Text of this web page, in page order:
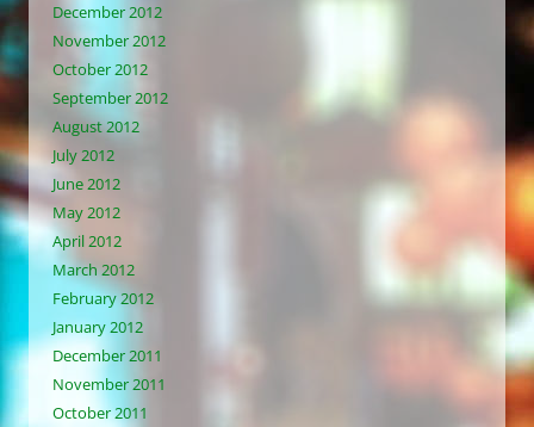
December 2012
November 2012
October 2012
September 2012
August 2012
July 2012
June 2012
May 2012
April 2012
March 2012
February 2012
January 2012
December 2011
November 2011
October 2011